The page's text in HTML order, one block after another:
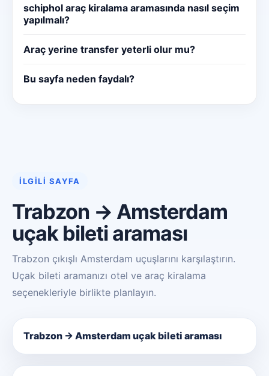
schiphol araç kiralama aramasında nasıl seçim
yapılmalı?
Araç yerine transfer yeterli olur mu?
Bu sayfa neden faydalı?
İLGILI SAYFA
Trabzon → Amsterdam
uçak bileti araması
Trabzon çıkışlı Amsterdam uçuşlarını karşılaştırın.
Uçak bileti aramanızı otel ve araç kiralama
seçenekleriyle birlikte planlayın.
Trabzon → Amsterdam uçak bileti araması